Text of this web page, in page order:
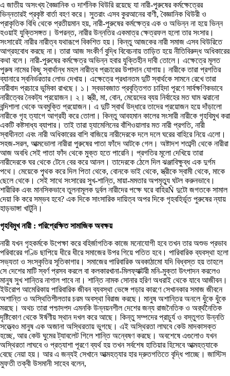
এ জাতীয় অসংখ্য বৈজ্ঞানিক ও দার্শনিক থিউরি রয়েছে যা নারী-পুরুষের কর্মক্ষেত্রের
ভিন্নতারই প্রকৃষ্ট বার্তা বহণ করে। সুতরাং এসব কুরআনের বাণী, বৈজ্ঞানিক থিউরী ও
প্রাকৃতিক বিধি থেকে প্রতীয়মান হয়, নারী-পুরুষের কর্মক্ষেত্র এক ও অভিন্ন না হয়ে ভিন্ন
হওয়াই যুক্তিসঙ্গত। উপরন্ত, নারীর উন্নতির একমাত্র ক্ষেত্রফল হলো তার সংসার।
সংসারেই নারীর নারীত্ব যথারূপে বিকশিত হয়। কিন্তু আজকের নারী সমাজ এসব থিউরিতে
আগ্রহবোধ করছে না। তারা আজ সংকীর্ণ বুদ্ধি বিবেচনায় তাড়িত হয়ে নীতিবিরুদ্ধ অধিকারের
কথা বলে। নারী-পুরুষের কর্মক্ষেত্র অভিন্ন হবার যুক্তিহীন দাবী তোলে। এক্ষেত্রে মূলত
পুরুষ নামের কিছু স্বার্থান্ধ মহল নারীত্ব প্রচারের উপাদান যোগায়। নারীকে তারা প্রগতির
ব্যানারে স্বনির্ভরতার লোভ দেখায়। এক্ষেত্রে প্রধানতম দুটি স্বার্থকে সামনে রেখে তারা
নারীবাদ প্রচারে ভূমিকা রাখছে। ১। স্বভাবজাত প্রবৃত্তিগত চাহিদা পূরণে সার্বক্ষণিকভাবে
নারীত্বের নৈকট্য প্রয়োজন। ২। স্ত্রী, মা, বোন, মেয়েদের ব্যয় নির্বাহের মত ঘাম ঝরানো
বন্দিশালা থেকে অবমুক্তি প্রয়োজন। এ দুটি স্বার্থ উদ্ধারে তাদের প্রয়োজন হয়ে দাঁড়ালো
নারীকে গৃহ ত্যাগে আগ্রহী করে তোলা। কিন্তু আবহমান কালের সংসারী নারীকে গৃহবিমুখ করা
একটি কষ্টসাধ্য ব্যাপার। তাই তারা হ্যামেলিনের বাঁশিওয়ালার মত নারী প্রগতি, নারী
স্বাধীনতা এবং নারী অধিকারের বাশি বাজিয়ে নারীদেরকে দলে দলে ঘরের বাহিরে নিয়ে এলো।
সহজ-সরল, আত্মভোলা নারীরা পুরুষের পাতা ফাঁদে আটকে গেল। অষ্টাদশ শতাব্দী থেকে নারীরা
আজ অবধি সেই পাতা ফাঁদ থেকে মুক্ত হতে পারেনি। প্রগতির মূলো দেখিয়ে তারা
নারীদেরকে ঘর থেকে টেনে বের করে আনল। তাদেরকে ঠেলে দিল ঝঞ্জাবিক্ষুব্ধ এক দুর্গম
পথে। মেয়েকে পৃৃথক করে দিল পিতা থেকে, বোনকে ভাই থেকে, স্ত্রীকে স্বামী থেকে, মাকে
ছেলে থেকে। সেই সাথে সংসারের সুখ-শান্তি, মায়া-মমতার অপমৃত্যু ঘটল করুনভাবে।
শারীরিক এবং মানসিকভাবে তুলনামূলক দুর্বল নারীদের পক্ষে ঘরে বাহিরÑ দুটো জগতকে সামাল
দেয়া কি করে সম্ভব হবে? এক দিকে সাংসারিক দায়িত্ব অপর দিকে গৃহবহির্ভূত পুরুষের ন্যায়
হাড়ভাঙ্গা খাটুনি।
গৃহবিমুখ নারী : পরিপ্রেক্ষিত সামাজিক অবক্ষয়
নারী যখন গৃহকর্মকে উপেক্ষা করে বহির্জাগতিক কাজে মনোযোগী হবে তখন তার অশুভ প্রভাব
পরিবারের গণ্ডি ছাপিয়ে ধীরে ধীরে সমাজের উপর গিয়ে পতিত হবে। পারিবারিক ব্যবস্থা হলো
সভ্যতা ও সংস্কৃতির সূতিকাগার। সমাজের পারিবারিক অবকাঠামো যদি বিধ্বস্ত হয় তাহলে
সে দেশের মাটি স্বর্ণ প্রসব করলে বা কলকারখানা-মিলফ্যাক্টরী মনি-মুক্তা উৎপাদন করলেও
মানুষ সুখ শান্তির নাগাল পাবে না। শান্তি নামক সোনার হরিণ অধরাই থেকে যাবে আজীবন।
ইউরোপ আমেরিকায় পারিবারিক জীবন ব্যবস্থা ভেঙ্গে পড়ার কারণে সেখানকার সমাজ জীবনে
অশান্তি ও অস্থিতিশীলতার চরম অবস্থা বিরাজ করছে। মানুষ অশান্তির অনলে ধুঁকে ধুঁকে
মরছে। অথচ তারা পশ্চাদপদ এমনকি উন্নয়নশীল দেশের জন্য রাজনৈতিক ও অর্র্থনৈতিক
দৃষ্টিকোণ থেকে ঈর্ষণীয় স্থান দখল করে আছে। কিন্তু সম্পদের প্রাচুর্য ও বস্তুগত উন্নতি
সত্ত্বেও মানুষ এক অজানা অস্থিরতায় ভুগছে। এই অস্থিরতা লাঘবে কেউ মাদকাসক্ত
হচ্ছে, আর কেউ ঘুমের ট্যাবলেট গিলে শান্তি অন্বেষণ করছে। অবশেষে এগুলোও যখন
অস্থিরতা লাঘবে ও প্রত্যাশা পূরণে ব্যর্থ হয় তখন সর্বশেষ হাতিয়ার হিসেবে আত্মহত্যাকে
বেছে নেয়া হয়। আর এ জন্যই সেখানে আত্মহত্যার হার দ্রুতগতিতে বৃদ্ধি পাচ্ছে। জাস্টিস
মুফতী তক্বী উসমানী সাহেব বলেন,